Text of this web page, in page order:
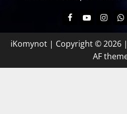
iKomynot | Copyright © 2026 |
AF